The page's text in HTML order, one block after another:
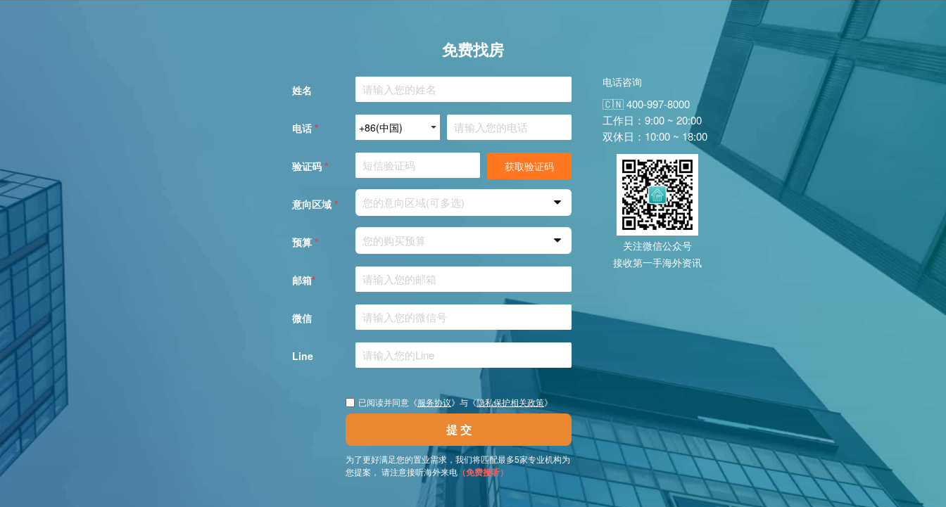
免费找房
姓名
电话 *
验证码 * 获取验证码
意向区域 * 您的意向区域(可多选)
预算 * 您的购买预算
邮箱*
微信
Line
已阅读并同意《服务协议》与《隐私保护相关政策》
提 交
为了更好满足您的置业需求，我们将匹配最多5家专业机构为
您提案， 请注意接听海外来电 （免费接听）
电话咨询
🇨🇳 400-997-8000
工作日：9:00 ~ 20:00
双休日：10:00 ~ 18:00
关注微信公众号
接收第一手海外资讯